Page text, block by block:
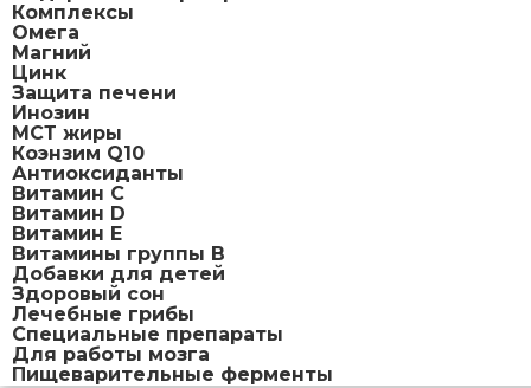
Комплексы
Омега
Магний
Цинк
Защита печени
Инозин
МСТ жиры
Коэнзим Q10
Антиоксиданты
Витамин С
Витамин D
Витамин Е
Витамины группы B
Добавки для детей
Здоровый сон
Лечебные грибы
Специальные препараты
Для работы мозга
Пищеварительные ферменты